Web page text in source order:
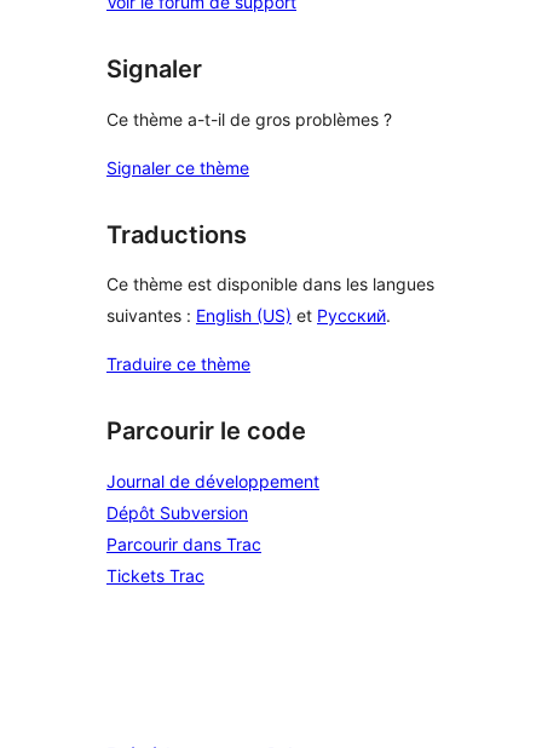
Signaler
Ce thème a-t-il de gros problèmes ?
Signaler ce thème
Traductions
Ce thème est disponible dans les langues
suivantes : English (US) et Русский.
Traduire ce thème
Parcourir le code
Journal de développement
Dépôt Subversion
Parcourir dans Trac
Tickets Trac